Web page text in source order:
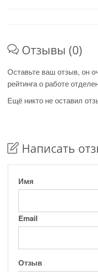
Отзывы (0)
Оставьте ваш отзыв, он
рейтинга о работе
Ещё никто не оставил
Написать
Имя
Email
Отзыв